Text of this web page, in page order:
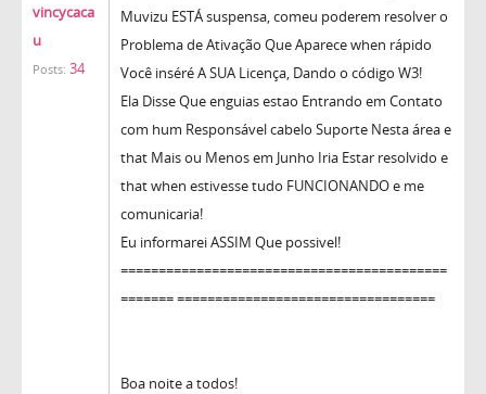
vincycaca
u
Posts: 34
Muvizu ESTÁ suspensa, comeu poderem resolver o
Problema de Ativação Que Aparece when rápido
Você inséré A SUA Licença, Dando o código W3!
Ela Disse Que enguias estao Entrando em Contato
com hum Responsável cabelo Suporte Nesta área e
that Mais ou Menos em Junho Iria Estar resolvido e
that when estivesse tudo FUNCIONANDO e me
comunicaria!
Eu informarei ASSIM Que possivel!
===========================================
======= ==================================
Boa noite a todos!